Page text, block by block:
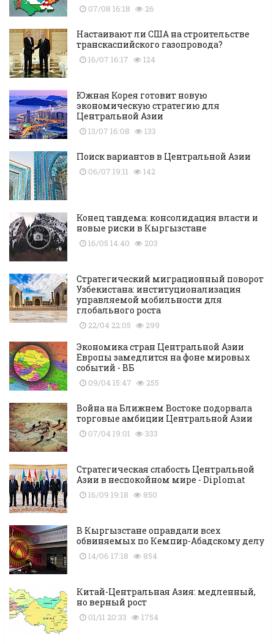
07/08 16:18 26
Настаивают ли США на строительстве
транскаспийского газопровода?
16/07 16:17 124
Южная Корея готовит новую
экономическую стратегию для
Центральной Азии
13/07 16:08 133
Поиск вариантов в Центральной Азии
06/07 19:11 142
Конец тандема: консолидация власти и
новые риски в Кыргызстане
16/05 14:40 203
Стратегический миграционный поворот
Узбекистана: институционализация
управляемой мобильности для
глобального роста
22/04 22:05 299
Экономика стран Центральной Азии
Европы замедлится на фоне мировых
событий - ВБ
09/04 15:47 255
Война на Ближнем Востоке подорвала
торговые амбиции Центральной Азии
07/04 19:01 333
Стратегическая слабость Центральной
Азии в неспокойном мире - Diplomat
16/09 19:18 850
В Кыргызстане оправдали всех
обвиняемых по Кемпир-Абадскому делу
14/06 17:18 854
Китай-Центральная Азия: медленный,
но верный рост
01/11 20:33 1754